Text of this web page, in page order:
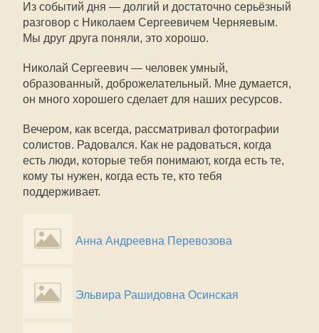
Из событий дня — долгий и достаточно серьёзный
разговор с Николаем Сергеевичем Черняевым.
Мы друг друга поняли, это хорошо.
Николай Сергеевич — человек умный,
образованный, доброжелательный. Мне думается,
он много хорошего сделает для наших ресурсов.
Вечером, как всегда, рассматривал фотографии
солистов. Радовался. Как не радоваться, когда
есть люди, которые тебя понимают, когда есть те,
кому ты нужен, когда есть те, кто тебя
поддерживает.
Анна Андреевна Перевозова
Эльвира Рашидовна Осинская